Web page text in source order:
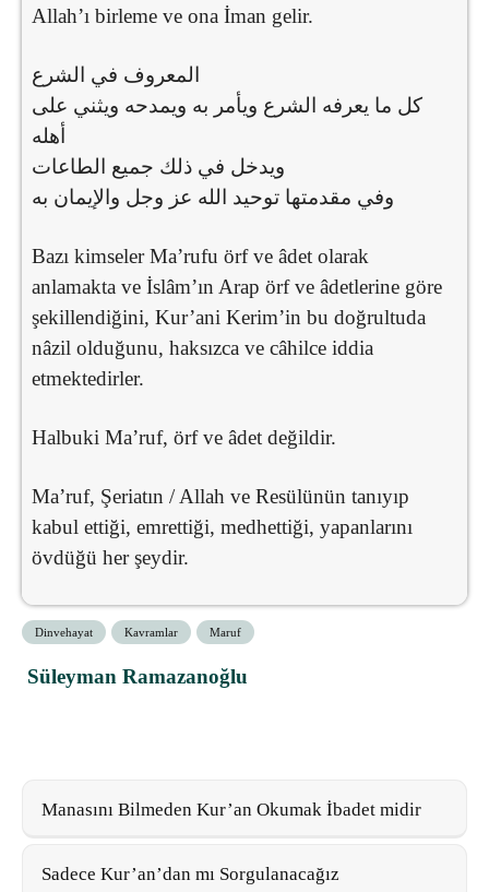
Allah’ı birleme ve ona İman gelir.
المعروف في الشرع
كل ما يعرفه الشرع ويأمر به ويمدحه ويثني على
أهله
ويدخل في ذلك جميع الطاعات
وفي مقدمتها توحيد الله عز وجل والإيمان به
Bazı kimseler Ma’rufu örf ve âdet olarak
anlamakta ve İslâm’ın Arap örf ve âdetlerine göre
şekillendiğini, Kur’ani Kerim’in bu doğrultuda
nâzil olduğunu, haksızca ve câhilce iddia
etmektedirler.
Halbuki Ma’ruf, örf ve âdet değildir.
Ma’ruf, Şeriatın / Allah ve Resülünün tanıyıp
kabul ettiği, emrettiği, medhettiği, yapanlarını
övdüğü her şeydir.
Dinvehayat Kavramlar Maruf
Süleyman Ramazanoğlu
Manasını Bilmeden Kur’an Okumak İbadet midir
Sadece Kur’an’dan mı Sorgulanacağız